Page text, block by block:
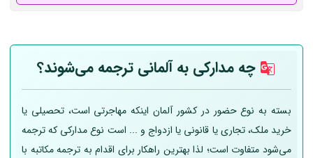
چه مدارکی بهآلمانی ترجمه می‌شوند؟
بسته به نوع حضور در کشور آلمان اینکه مهاجرتی است، تحصیلی یا
خرید ملک، تجاری یا قانونی یا ازدواج و ... است نوع مدارکی که ترجمه
می‌شود متفاوت است؛ لذا بهترین راهکار برای اقدام به ترجمه مکاتبه با